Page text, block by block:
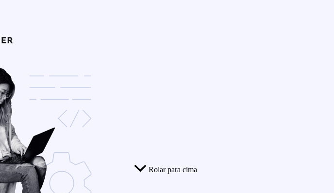
Rolar para cima